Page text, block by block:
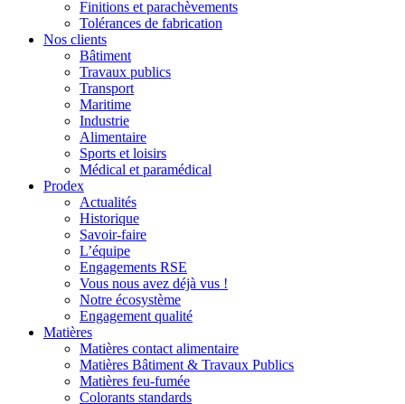
Finitions et parachèvements
Tolérances de fabrication
Nos clients
Bâtiment
Travaux publics
Transport
Maritime
Industrie
Alimentaire
Sports et loisirs
Médical et paramédical
Prodex
Actualités
Historique
Savoir-faire
L’équipe
Engagements RSE
Vous nous avez déjà vus !
Notre écosystème
Engagement qualité
Matières
Matières contact alimentaire
Matières Bâtiment & Travaux Publics
Matières feu-fumée
Colorants standards